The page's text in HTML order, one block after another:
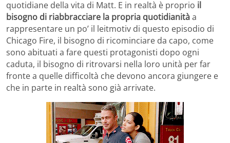
quotidiane della vita di Matt. E in realtà è proprio il
bisogno di riabbracciare la propria quotidianitàa
rappresentare un po’ il leitmotiv di questo episodio di
Chicago Fire, il bisogno di ricominciare da capo, come
sono abituati a fare questi protagonisti dopo ogni
caduta, il bisogno di ritrovarsi nella loro unità per far
fronte a quelle difficoltà che devono ancora giungere e
che in parte in realtà sono già arrivate.